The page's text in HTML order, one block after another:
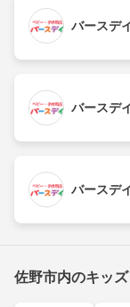
バースデ
バースデ
バースデ
佐野市内のキッ